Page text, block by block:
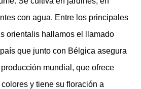
con agua. Entre los principales
orientalis hallamos el llamado
que junto con Bélgica asegura
mundial, que ofrece
y tiene su floración a